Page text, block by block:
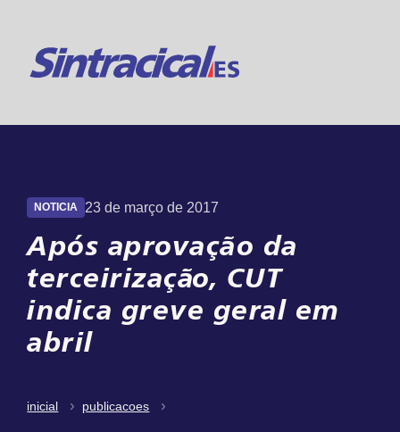
NOTICIA 23 de março de 2017
Após aprovação da
terceirização, CUT
indica greve geral em
abril
inicial publicacoes